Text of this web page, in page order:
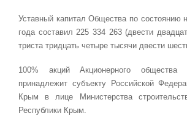
Уставный капитал Общества по состоянию
года составил 225 334 263 (двести
триста тридцать четыре тысячи двести
100% акций Акционерного общества
принадлежит субъекту Российской
Крым в лице Министерства
Республики Крым.